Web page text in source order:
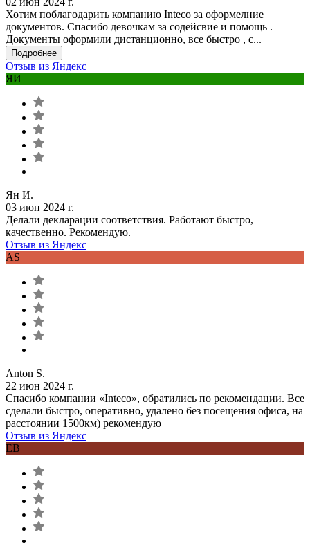
Хотим поблагодарить компанию Inteco за оформелние
документов. Спасибо девочкам за содейсвие и помощь .
Документы оформили дистанционно, все быстро , с...
Подробнее
Отзыв из Яндекс
ЯИ
Ян И.
03 июн 2024 г.
Делали декларации соответствия. Работают быстро,
качественно. Рекомендую.
Отзыв из Яндекс
AS
Anton S.
22 июн 2024 г.
Спасибо компании «Inteco», обратились по рекомендации. Все
сделали быстро, оперативно, удалено без посещения офиса, на
расстоянии 1500км) рекомендую
Отзыв из Яндекс
ЕВ